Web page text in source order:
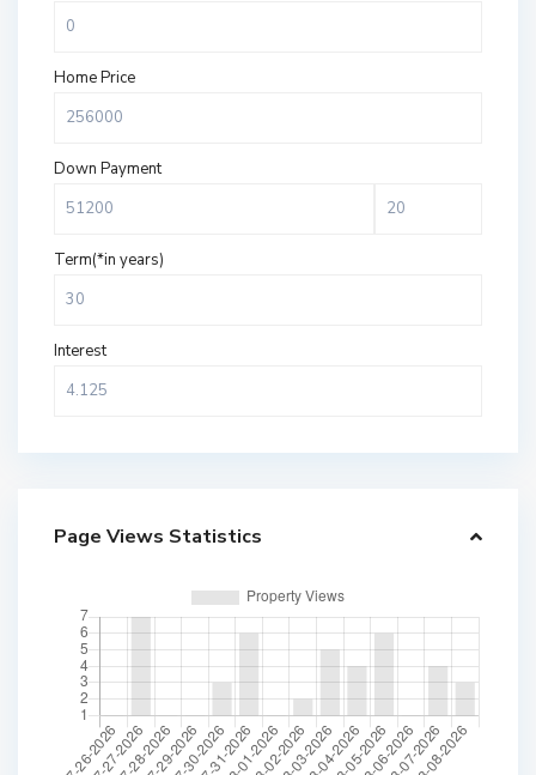
Home Price
Down Payment
Term(*in years)
Interest
Page Views Statistics